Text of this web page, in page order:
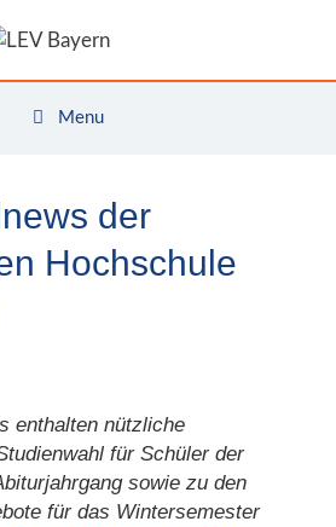
Menu
der
Hochschule
enthalten nützliche
für Schüler der
sowie zu den
für das Wintersemester